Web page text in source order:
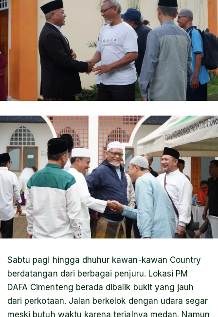
Sabtu pagi hingga dhuhur kawan-kawan Country
berdatangan dari berbagai penjuru. Lokasi PM
DAFA Cimenteng berada dibalik bukit yang jauh
dari perkotaan. Jalan berkelok dengan udara segar
meski butuh waktu karena terjalnya medan. Namun